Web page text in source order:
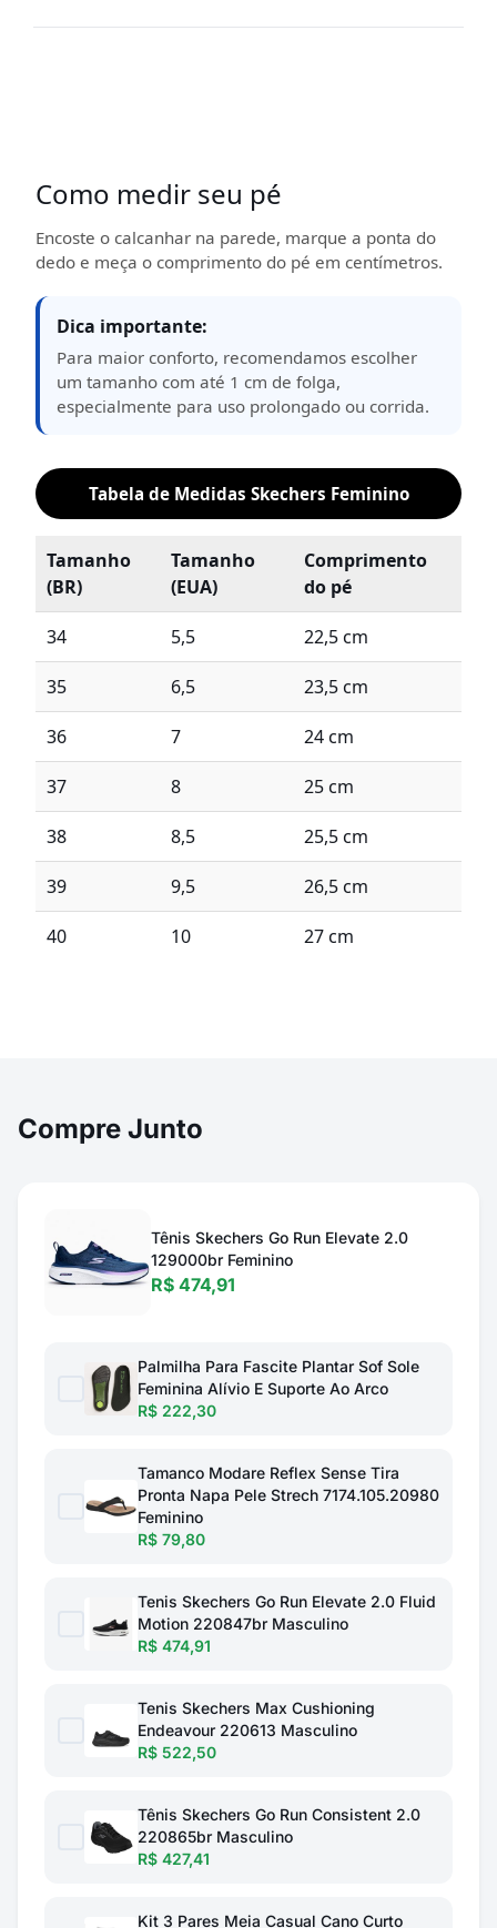
Como medir seu pé
Encoste o calcanhar na parede, marque a ponta do
dedo e meça o comprimento do pé em centímetros.
Dica importante:
Para maior conforto, recomendamos escolher
um tamanho com até 1 cm de folga,
especialmente para uso prolongado ou corrida.
Tabela de Medidas Skechers Feminino
Tamanho
(BR)
Tamanho
(EUA)
Comprimento
do pé
34 5,5 22,5 cm
35 6,5 23,5 cm
36 7 24 cm
37 8 25 cm
38 8,5 25,5 cm
39 9,5 26,5 cm
40 10 27 cm
Compre Junto
Tênis Skechers Go Run Elevate 2.0
129000br Feminino
R$ 474,91
Palmilha Para Fascite Plantar Sof Sole
Feminina Alívio E Suporte Ao Arco
R$ 222,30
Tamanco Modare Reflex Sense Tira
Pronta Napa Pele Strech 7174.105.20980
Feminino
R$ 79,80
Tenis Skechers Go Run Elevate 2.0 Fluid
Motion 220847br Masculino
R$ 474,91
Tenis Skechers Max Cushioning
Endeavour 220613 Masculino
R$ 522,50
Tênis Skechers Go Run Consistent 2.0
220865br Masculino
R$ 427,41
Kit 3 Pares Meia Casual Cano Curto